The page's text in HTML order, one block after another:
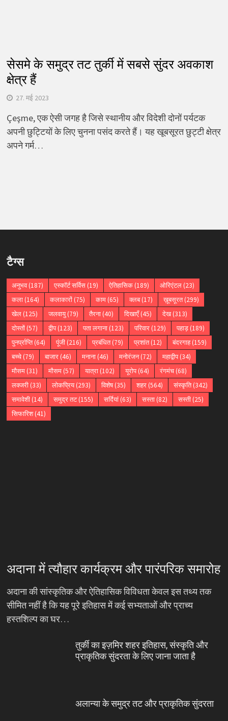
सेसमे के समुद्र तट तुर्की में सबसे सुंदर अवकाश
क्षेत्र हैं
27. मई 2023
Çeşme, एक ऐसी जगह है जिसे स्थानीय और विदेशी दोनों पर्यटक
अपनी छुट्टियों के लिए चुनना पसंद करते हैं। यह खूबसूरत छुट्टी क्षेत्र
अपने गर्म…
टैग्स
अनुभव(187) एस्कॉर्ट सर्विस(19) ऐतिहासिक(189) ओरिएंटल(23)
कला(164) कलाकारों(75) काम(65) क्लब(17) ख़ूबसूरत(299)
खेल(125) जलवायु(79) तैरना(40) दिखाएँ(45) देख(313)
दोस्तों(57) द्वीप(123) पता लगाना(123) परिवार(129) पहाड़(189)
पुनर्प्राप्ति(64) पूंजी(216) प्रबंधित(79) प्रशांत(12) बंदरगाह(159)
बच्चे(79) बाजार(46) मनाना(46) मनोरंजन(72) महाद्वीप(34)
मौसम(31) मौसम(57) यात्रा(102) यूरोप(64) रंगमंच(68)
लक्जरी(33) लोकप्रिय(293) विशेष(35) शहर(564) संस्कृति(342)
समावेशी(14) समुद्र तट(155) सर्दियां(63) सस्ता(82) सस्ती(25)
सिफारिश(41)
अदाना में त्यौहार कार्यक्रम और पारंपरिक समारोह
अदाना की सांस्कृतिक और ऐतिहासिक विविधता केवल इस तथ्य तक
सीमित नहीं है कि यह पूरे इतिहास में कई सभ्यताओं और प्राच्य
हस्तशिल्प का घर…
तुर्की का इज़मिर शहर इतिहास, संस्कृति और
प्राकृतिक सुंदरता के लिए जाना जाता है
अलान्या के समुद्र तट और प्राकृतिक सुंदरता